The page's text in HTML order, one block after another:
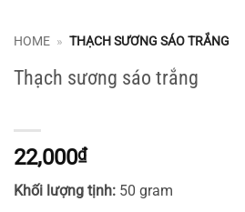
HOME » THẠCH SƯƠNG SÁO TRẮNG
Thạch sương sáo trắng
22,000₫
Khối lượng tịnh: 50 gram